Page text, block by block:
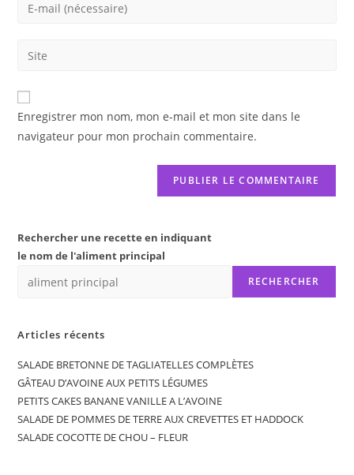
address
comment
Saisir
de
votre
(facultatif)
Enregistrer mon nom, mon e-mail et mon site dans le
navigateur pour mon prochain commentaire.
Rechercher une recette en indiquant
le nom de l'aliment principal
RECHERCHER
Articles récents
SALADE BRETONNE DE TAGLIATELLES COMPLÈTES
GÂTEAU D’AVOINE AUX PETITS LÉGUMES
PETITS CAKES BANANE VANILLE A L’AVOINE
SALADE DE POMMES DE TERRE AUX CREVETTES ET HADDOCK
SALADE COCOTTE DE CHOU – FLEUR